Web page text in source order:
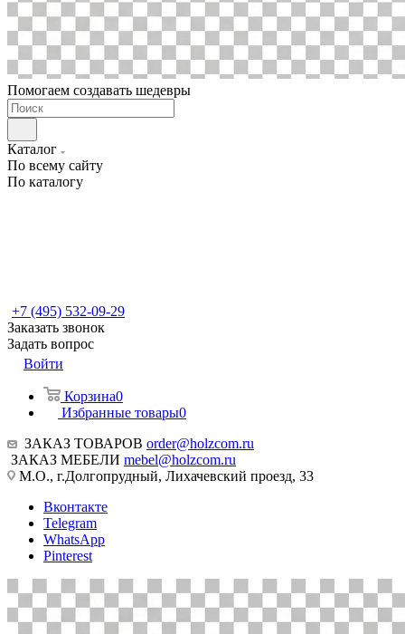
Помогаем создавать шедевры
Каталог
По всему сайту
По каталогу
+7 (495) 532-09-29
Заказать звонок
Задать вопрос
Войти
Корзина0
Избранные товары0
ЗАКАЗ ТОВАРОВ order@holzcom.ru
ЗАКАЗ МЕБЕЛИ mebel@holzcom.ru
М.О., г.Долгопрудный, Лихачевский проезд, 33
Вконтакте
Telegram
WhatsApp
Pinterest